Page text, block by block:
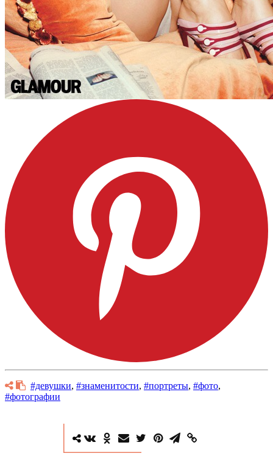
#девушки, #знаменитости, #портреты, #фото,
#фотографии